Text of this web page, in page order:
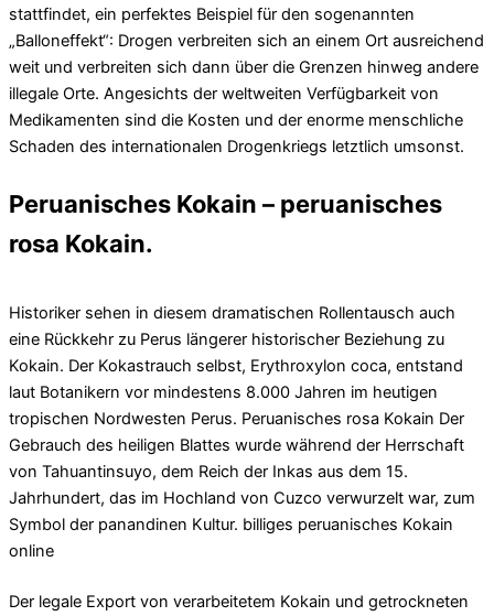
stattfindet, ein perfektes Beispiel für den sogenannten
„Balloneffekt“: Drogen verbreiten sich an einem Ort ausreichend
weit und verbreiten sich dann über die Grenzen hinweg andere
illegale Orte. Angesichts der weltweiten Verfügbarkeit von
Medikamenten sind die Kosten und der enorme menschliche
Schaden des internationalen Drogenkriegs letztlich umsonst.
Peruanisches Kokain – peruanisches
rosa Kokain.
Historiker sehen in diesem dramatischen Rollentausch auch
eine Rückkehr zu Perus längerer historischer Beziehung zu
Kokain. Der Kokastrauch selbst, Erythroxylon coca, entstand
laut Botanikern vor mindestens 8.000 Jahren im heutigen
tropischen Nordwesten Perus. Peruanisches rosa Kokain Der
Gebrauch des heiligen Blattes wurde während der Herrschaft
von Tahuantinsuyo, dem Reich der Inkas aus dem 15.
Jahrhundert, das im Hochland von Cuzco verwurzelt war, zum
Symbol der panandinen Kultur. billiges peruanisches Kokain
online
Der legale Export von verarbeitetem Kokain und getrockneten